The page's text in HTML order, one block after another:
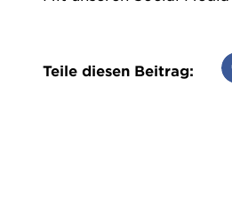
Teile diesen Beitrag: